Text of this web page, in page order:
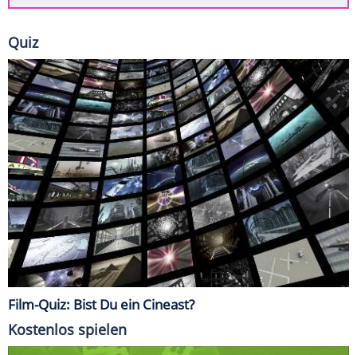
Quiz
Film-Quiz: Bist Du ein Cineast?
Kostenlos spielen